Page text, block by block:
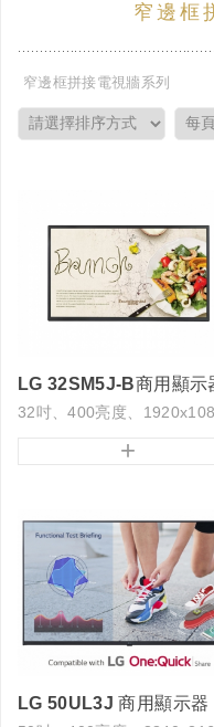
窄邊框
窄邊框拼接電視牆系列
LG 32SM5J-B商用顯示
+
LG 50UL3J 商用顯示器